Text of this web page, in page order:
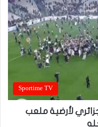
Sportime TV
لأرضية ملعب